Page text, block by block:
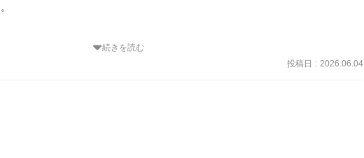
。
、監獄内に進むトンネルを掘る。
っていて、杉本一味に合流。
忍び込むが、そこにいたのっぺらぼうは犬堂典獄が用意した警報装置で、侵入が
続きを読む
投稿日 : 2026.06.04